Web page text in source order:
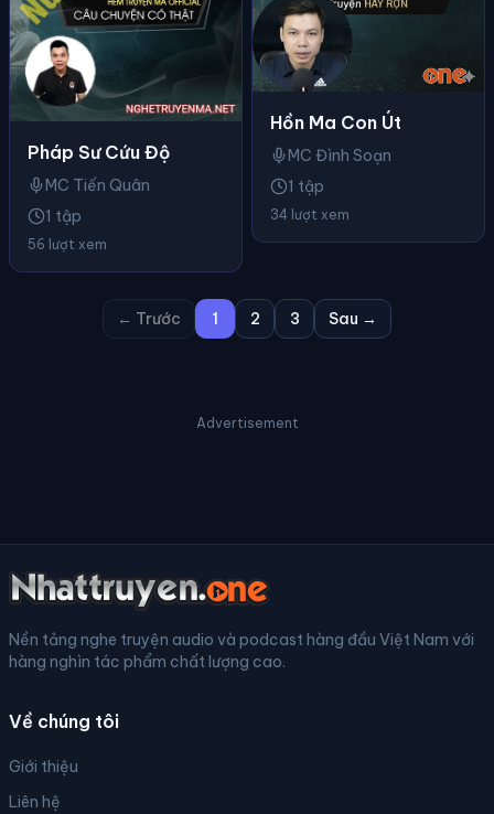
Pháp Sư Cứu Độ
MC Tiến Quân
1 tập
56 lượt xem
Hồn Ma Con Út
MC Đình Soạn
1 tập
34 lượt xem
← Trước 1 2 3 Sau →
Advertisement
Nền tảng nghe truyện audio và podcast hàng đầu Việt Nam với
hàng nghìn tác phẩm chất lượng cao.
Về chúng tôi
Giới thiệu
Liên hệ